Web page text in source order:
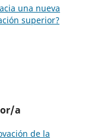
una nueva
superior?
a
de la